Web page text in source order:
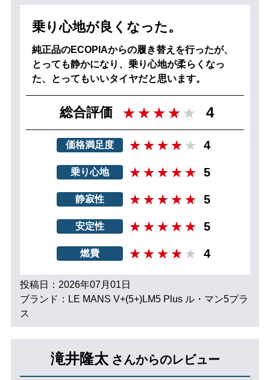
乗り心地が良くなった。
純正品のECOPIAからの履き替えを行ったが、
とっても静かになり、乗り心地が柔らくなっ
た、とってもいいタイヤだと思います。
総合評価 4
価格満足度 4
乗り心地 5
静寂性 5
安定性 5
燃費 4
投稿日：2026年07月01日
ブランド：LE MANS V+(5+)LM5 Plus ル・マン5プラ
ス
滝井隆太 さんからのレビュー